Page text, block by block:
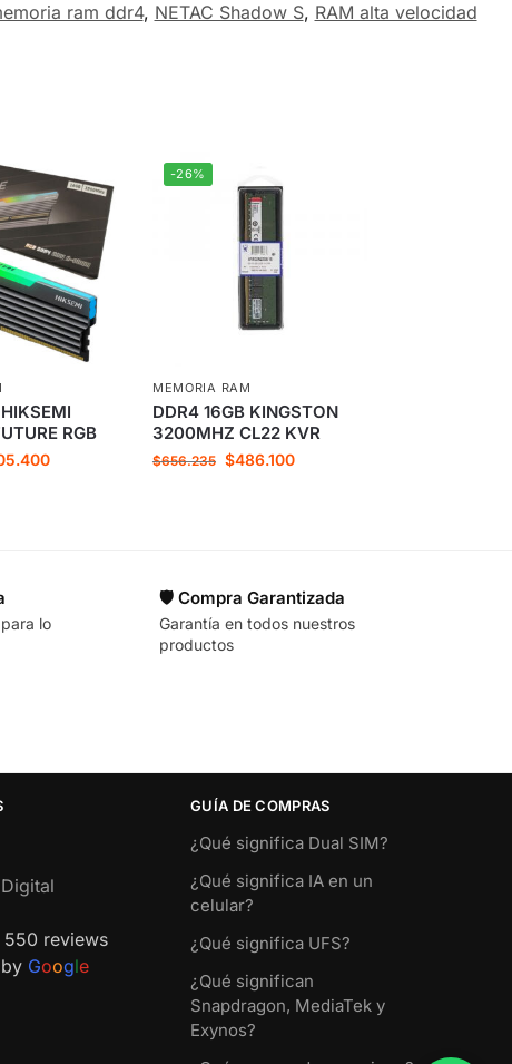
ram ddr4, NETAC Shadow S, RAM alta velocidad
RGB
-26%
MEMORIA RAM
DDR4 16GB KINGSTON
3200MHZ CL22 KVR
$656.235 $486.100
lo
🛡️ Compra Garantizada
Garantía en todos nuestros
productos
550 reviews
Google
GUÍA DE COMPRAS
¿Qué significa Dual SIM?
¿Qué significa IA en un
celular?
¿Qué significa UFS?
¿Qué significan
Snapdragon, MediaTek y
Exynos?